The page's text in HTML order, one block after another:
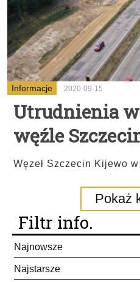
Informacje 2020-09-15
Utrudnienia
węźle
Węzeł Szczecin Kijewo w
Pokaż
Filtr info.
Najnowsze
Najstarsze